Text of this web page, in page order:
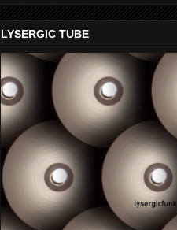
LYSERGIC TUBE